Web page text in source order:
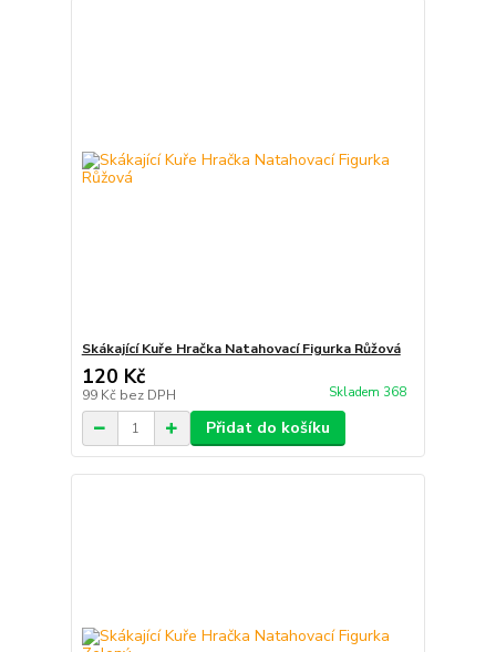
Skákající Kuře Hračka Natahovací Figurka Růžová
120 Kč
99 Kč bez DPH Skladem 368
Přidat do košíku